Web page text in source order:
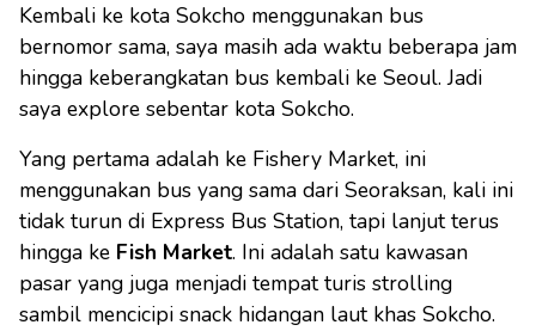
Kembali ke kota Sokcho menggunakan bus
bernomor sama, saya masih ada waktu beberapa jam
hingga keberangkatan bus kembali ke Seoul. Jadi
saya explore sebentar kota Sokcho.
Yang pertama adalah ke Fishery Market, ini
menggunakan bus yang sama dari Seoraksan, kali ini
tidak turun di Express Bus Station, tapi lanjut terus
hingga ke Fish Market. Ini adalah satu kawasan
pasar yang juga menjadi tempat turis strolling
sambil mencicipi snack hidangan laut khas Sokcho.